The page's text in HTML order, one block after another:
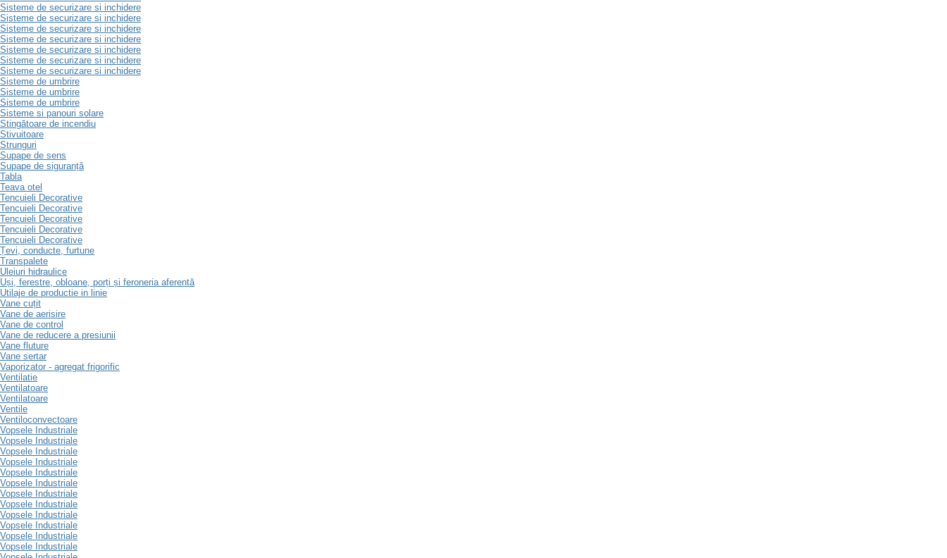
Sisteme de securizare si inchidere
Sisteme de securizare si inchidere
Sisteme de securizare si inchidere
Sisteme de securizare si inchidere
Sisteme de securizare si inchidere
Sisteme de securizare si inchidere
Sisteme de securizare si inchidere
Sisteme de umbrire
Sisteme de umbrire
Sisteme de umbrire
Sisteme si panouri solare
Stingătoare de incendiu
Stivuitoare
Strunguri
Supape de sens
Supape de siguranță
Tabla
Teava otel
Tencuieli Decorative
Tencuieli Decorative
Tencuieli Decorative
Tencuieli Decorative
Tencuieli Decorative
Țevi, conducte, furtune
Transpalete
Uleiuri hidraulice
Uși, ferestre, obloane, porți și feroneria aferentă
Utilaje de productie in linie
Vane cuțit
Vane de aerisire
Vane de control
Vane de reducere a presiunii
Vane fluture
Vane sertar
Vaporizator - agregat frigorific
Ventilatie
Ventilatoare
Ventilatoare
Ventile
Ventiloconvectoare
Vopsele Industriale
Vopsele Industriale
Vopsele Industriale
Vopsele Industriale
Vopsele Industriale
Vopsele Industriale
Vopsele Industriale
Vopsele Industriale
Vopsele Industriale
Vopsele Industriale
Vopsele Industriale
Vopsele Industriale